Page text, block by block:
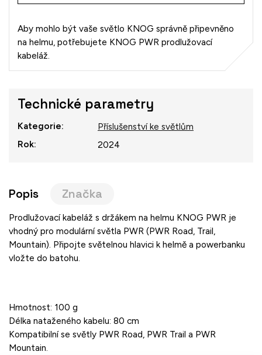
Aby mohlo být vaše světlo KNOG správně připevněno
na helmu, potřebujete KNOG PWR prodlužovací
kabeláž.
Technické parametry
Kategorie:
Příslušenství ke světlům
Rok: 2024
Popis Značka
Prodlužovací kabeláž s držákem na helmu KNOG PWR je
vhodný pro modulární světla PWR (PWR Road, Trail,
Mountain). Připojte světelnou hlavici k helmě a powerbanku
vložte do batohu.
Hmotnost: 100 g
Délka nataženého kabelu: 80 cm
Kompatibilní se světly PWR Road, PWR Trail a PWR
Mountain.